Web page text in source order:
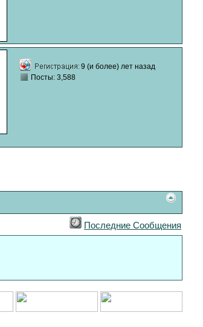
9 (и более) лет назад
Посты: 3,588
Последние Сообщения